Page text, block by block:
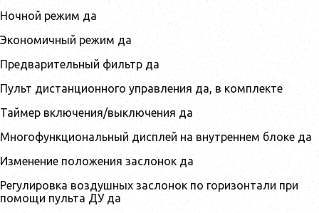
Ночной режим да
Экономичный режим да
Предварительный фильтр да
Пульт дистанционного управления да, в комплекте
Таймер включения/выключения да
Многофункциональный дисплей на внутреннем блоке да
Изменение положения заслонок да
Регулировка воздушных заслонок по горизонтали при
помощи пульта ДУ да